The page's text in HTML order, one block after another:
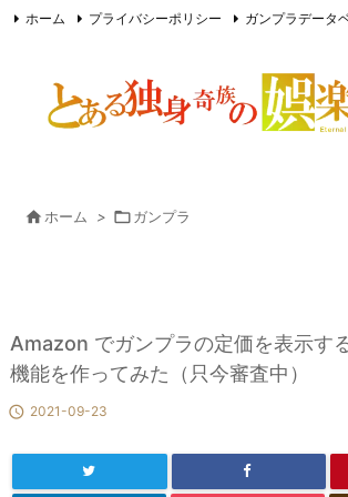
ホーム プライバシーポリシー ガンプラデータ
ホーム > ガンプラ
Amazon でガンプラの定価を表示す
機能を作ってみた（只今審査中）
 2021-09-23